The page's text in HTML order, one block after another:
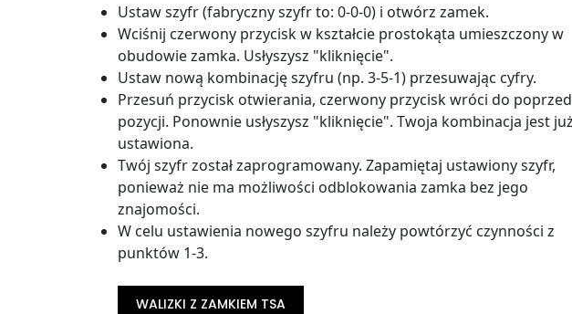
Ustaw szyfr (fabryczny szyfr to: 0-0-0) i otwórz zamek.
Wciśnij czerwony przycisk w kształcie prostokąta umieszczony w
obudowie zamka. Usłyszysz "kliknięcie".
Ustaw nową kombinację szyfru (np. 3-5-1) przesuwając cyfry.
Przesuń przycisk otwierania, czerwony przycisk wróci do
pozycji. Ponownie usłyszysz "kliknięcie". Twoja kombinacja jest już
ustawiona.
Twój szyfr został zaprogramowany. Zapamiętaj ustawiony szyfr,
ponieważ nie ma możliwości odblokowania zamka bez jego
znajomości.
W celu ustawienia nowego szyfru należy powtórzyć czynności z
punktów 1-3.
WALIZKI Z ZAMKIEM TSA